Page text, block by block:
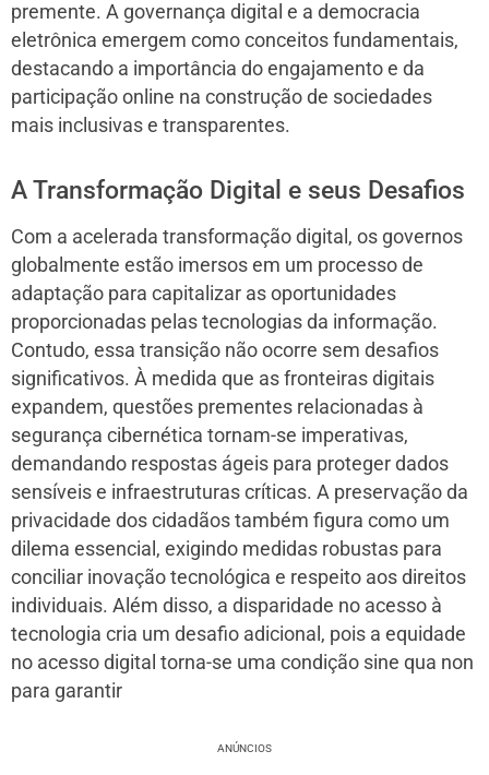
premente. A governança digital e a democracia
eletrônica emergem como conceitos fundamentais,
destacando a importância do engajamento e da
participação online na construção de sociedades
mais inclusivas e transparentes.
A Transformação Digital e seus Desafios
Com a acelerada transformação digital, os governos
globalmente estão imersos em um processo de
adaptação para capitalizar as oportunidades
proporcionadas pelas tecnologias da informação.
Contudo, essa transição não ocorre sem desafios
significativos. À medida que as fronteiras digitais
expandem, questões prementes relacionadas à
segurança cibernética tornam-se imperativas,
demandando respostas ágeis para proteger dados
sensíveis e infraestruturas críticas. A preservação da
privacidade dos cidadãos também figura como um
dilema essencial, exigindo medidas robustas para
conciliar inovação tecnológica e respeito aos direitos
individuais. Além disso, a disparidade no acesso à
tecnologia cria um desafio adicional, pois a equidade
no acesso digital torna-se uma condição sine qua non
para garantir
ANÚNCIOS